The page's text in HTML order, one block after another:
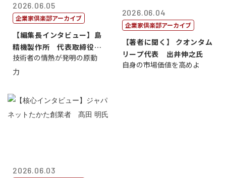
2026.06.05
企業家倶楽部アーカイブ
【編集長インタビュー】島
精機製作所 代表取締役
社 長 島 正...
技術者の情熱が発明の原動
力
2026.06.04
企業家倶楽部アーカイブ
【著者に聞く】 クオンタム
リープ代表 出井伸之氏
自身の市場価値を高めよ
2026.06.03